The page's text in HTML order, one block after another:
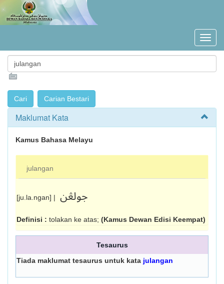
Maklumat Kata
Kamus Bahasa Melayu
julangan
[ju.la.ngan] | جولڠن
Definisi : tolakan ke atas; (Kamus Dewan Edisi Keempat)
Tesaurus
Tiada maklumat tesaurus untuk kata julangan